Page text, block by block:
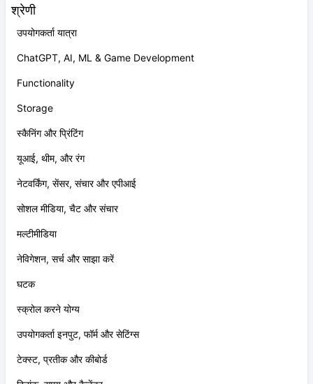
श्रेणी
उपयोगकर्ता यात्रा
ChatGPT, AI, ML & Game Development
Functionality
Storage
स्कैनिंग और प्रिंटिंग
यूआई, थीम, और रंग
नेटवर्किंग, सेंसर, संचार और एपीआई
सोशल मीडिया, चैट और संचार
मल्टीमीडिया
नेविगेशन, सर्च और साझा करें
घटक
स्क्रोल करने योग्य
उपयोगकर्ता इनपुट, फॉर्म और सेटिंग्स
टेक्स्ट, प्रतीक और कीबोर्ड